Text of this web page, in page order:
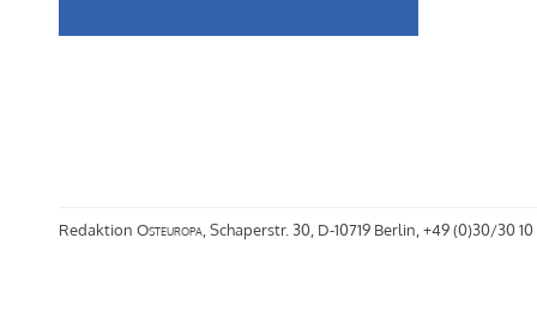
Redaktion Osteuropa, Schaperstr. 30, D-10719 Berlin, +49 (0)30/30